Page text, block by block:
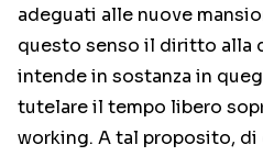
adeguati alle nuove
questo senso il diritto alla
intende in sostanza in
tutelare il tempo libero
working. A tal proposito, di